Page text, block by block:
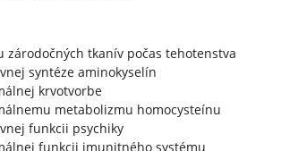
zárodočných tkanív počas tehotenstva
syntéze aminokyselín
krvotvorbe
metabolizmu homocysteínu
funkcii psychiky
funkcii imunitného systému